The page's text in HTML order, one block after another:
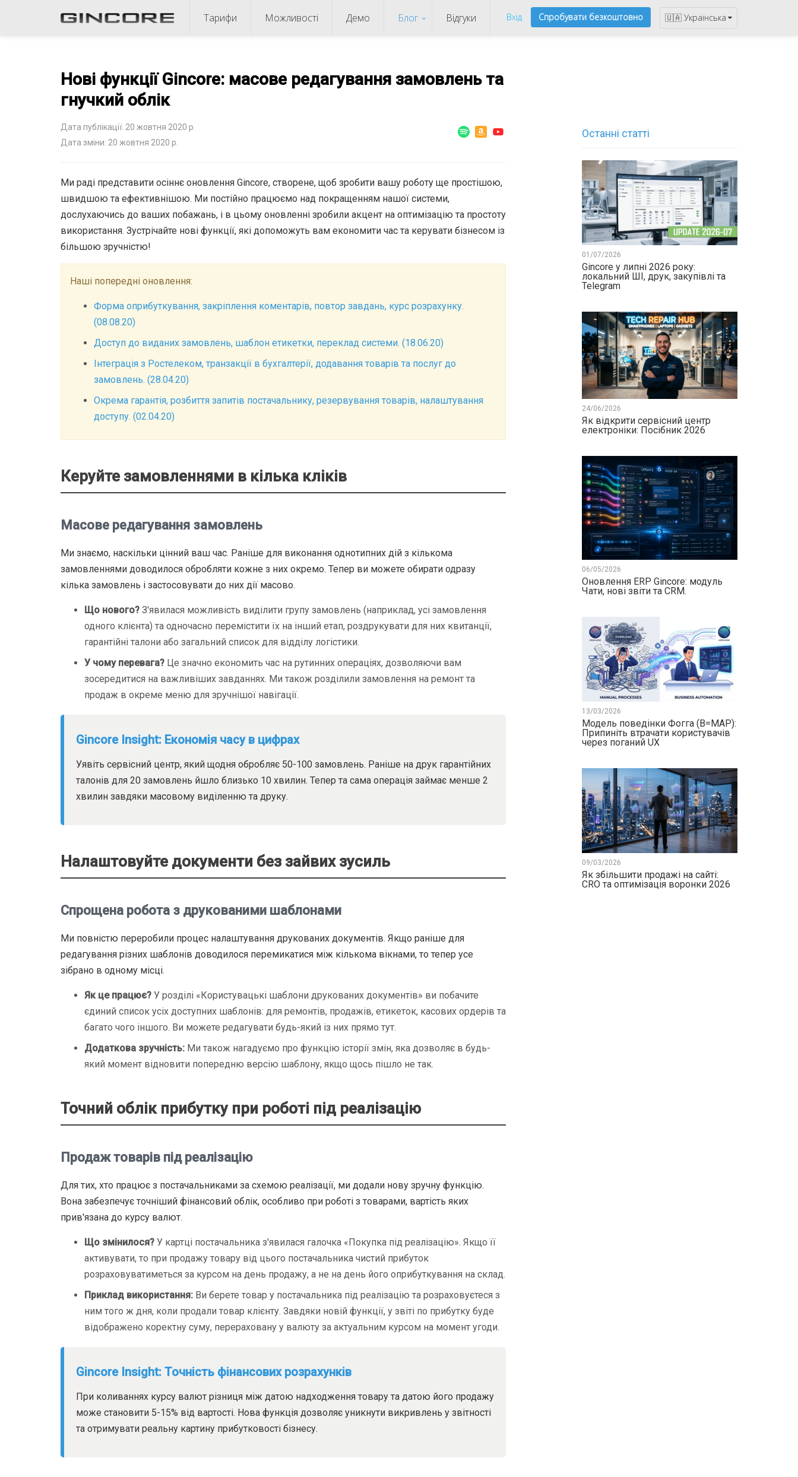
Вхід Спробувати безкоштовно 🇺🇦 Українська
Тарифи Можливості Демо Блог Відгуки
Нові функції Gincore: масове редагування замовлень та
гнучкий облік
Дата публікації: 20 жовтня 2020 р.
Дата зміни: 20 жовтня 2020 р.
Ми раді представити осіннє оновлення Gincore, створене, щоб зробити вашу роботу ще простішою,
швидшою та ефективнішою. Ми постійно працюємо над покращенням нашої системи,
дослухаючись до ваших побажань, і в цьому оновленні зробили акцент на оптимізацію та простоту
використання. Зустрічайте нові функції, які допоможуть вам економити час та керувати бізнесом із
більшою зручністю!
Наші попередні оновлення:
Форма оприбуткування, закріплення коментарів, повтор завдань, курс розрахунку.
(08.08.20)
Доступ до виданих замовлень, шаблон етикетки, переклад системи. (18.06.20)
Інтеграція з Ростелеком, транзакції в бухгалтерії, додавання товарів та послуг до
замовлень. (28.04.20)
Окрема гарантія, розбиття запитів постачальнику, резервування товарів, налаштування
доступу. (02.04.20)
Керуйте замовленнями в кілька кліків
Масове редагування замовлень
Ми знаємо, наскільки цінний ваш час. Раніше для виконання однотипних дій з кількома
замовленнями доводилося обробляти кожне з них окремо. Тепер ви можете обирати одразу
кілька замовлень і застосовувати до них дії масово.
Що нового? З'явилася можливість виділити групу замовлень (наприклад, усі замовлення
одного клієнта) та одночасно перемістити їх на інший етап, роздрукувати для них квитанції,
гарантійні талони або загальний список для відділу логістики.
У чому перевага? Це значно економить час на рутинних операціях, дозволяючи вам
зосередитися на важливіших завданнях. Ми також розділили замовлення на ремонт та
продаж в окреме меню для зручнішої навігації.
Gincore Insight: Економія часу в цифрах
Уявіть сервісний центр, який щодня обробляє 50-100 замовлень. Раніше на друк гарантійних
талонів для 20 замовлень йшло близько 10 хвилин. Тепер та сама операція займає менше 2
хвилин завдяки масовому виділенню та друку.
Налаштовуйте документи без зайвих зусиль
Спрощена робота з друкованими шаблонами
Ми повністю переробили процес налаштування друкованих документів. Якщо раніше для
редагування різних шаблонів доводилося перемикатися між кількома вікнами, то тепер усе
зібрано в одному місці.
Як це працює? У розділі «Користувацькі шаблони друкованих документів» ви побачите
єдиний список усіх доступних шаблонів: для ремонтів, продажів, етикеток, касових ордерів та
багато чого іншого. Ви можете редагувати будь-який із них прямо тут.
Додаткова зручність: Ми також нагадуємо про функцію історії змін, яка дозволяє в будь-
який момент відновити попередню версію шаблону, якщо щось пішло не так.
Точний облік прибутку при роботі під реалізацію
Продаж товарів під реалізацію
Для тих, хто працює з постачальниками за схемою реалізації, ми додали нову зручну функцію.
Вона забезпечує точніший фінансовий облік, особливо при роботі з товарами, вартість яких
прив'язана до курсу валют.
Що змінилося? У картці постачальника з'явилася галочка «Покупка під реалізацію». Якщо її
активувати, то при продажу товару від цього постачальника чистий прибуток
розраховуватиметься за курсом на день продажу, а не на день його оприбуткування на склад.
Приклад використання: Ви берете товар у постачальника під реалізацію та розраховуєтеся з
ним того ж дня, коли продали товар клієнту. Завдяки новій функції, у звіті по прибутку буде
відображено коректну суму, перераховану у валюту за актуальним курсом на момент угоди.
Gincore Insight: Точність фінансових розрахунків
При коливаннях курсу валют різниця між датою надходження товару та датою його продажу
може становити 5-15% від вартості. Нова функція дозволяє уникнути викривлень у звітності
та отримувати реальну картину прибутковості бізнесу.
Останні статті
01/07/2026
Gincore у липні 2026 року:
локальний ШІ, друк, закупівлі та
Telegram
24/06/2026
Як відкрити сервісний центр
електроніки: Посібник 2026
06/05/2026
Оновлення ERP Gincore: модуль
Чати, нові звіти та CRM.
13/03/2026
Модель поведінки Фогга (B=MAP):
Припиніть втрачати користувачів
через поганий UX
09/03/2026
Як збільшити продажі на сайті:
CRO та оптимізація воронки 2026